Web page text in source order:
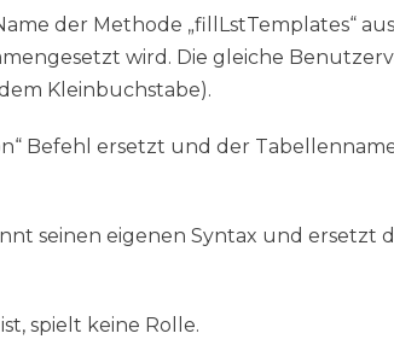
der Methode „fillLstTemplates“
wird. Die gleiche
Kleinbuchstabe).
Befehl ersetzt und der
seinen eigenen Syntax und ersetzt
spielt keine Rolle.